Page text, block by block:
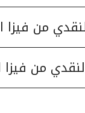
من فيزا
من فيزا